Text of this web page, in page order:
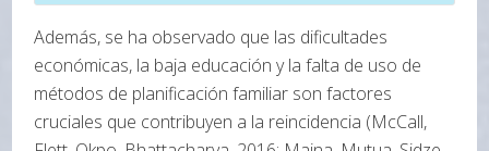
Además, se ha observado que las dificultades
económicas, la baja educación y la falta de uso de
métodos de planificación familiar son factores
cruciales que contribuyen a la reincidencia (McCall,